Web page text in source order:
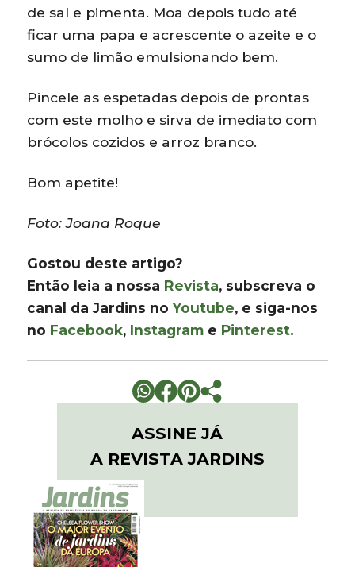
de sal e pimenta. Moa depois tudo até
ficar uma papa e acrescente o azeite e o
sumo de limão emulsionando bem.
Pincele as espetadas depois de prontas
com este molho e sirva de imediato com
brócolos cozidos e arroz branco.
Bom apetite!
Foto: Joana Roque
Gostou deste artigo?
Então leia a nossa Revista, subscreva o
canal da Jardins noYoutube, e siga-nos
no Facebook, Instagram e Pinterest.
ASSINE JÁ
A REVISTA JARDINS